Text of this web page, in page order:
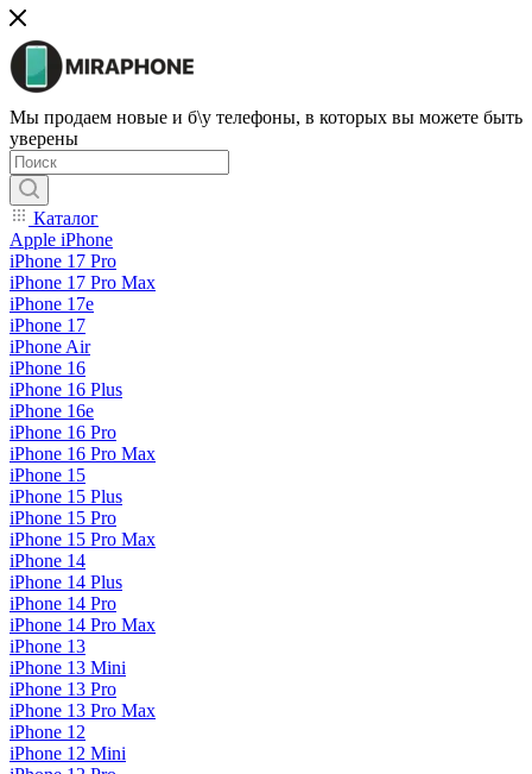
Мы продаем новые и б\у телефоны, в которых вы можете быть
уверены
Каталог
Apple iPhone
iPhone 17 Pro
iPhone 17 Pro Max
iPhone 17e
iPhone 17
iPhone Air
iPhone 16
iPhone 16 Plus
iPhone 16e
iPhone 16 Pro
iPhone 16 Pro Max
iPhone 15
iPhone 15 Plus
iPhone 15 Pro
iPhone 15 Pro Max
iPhone 14
iPhone 14 Plus
iPhone 14 Pro
iPhone 14 Pro Max
iPhone 13
iPhone 13 Mini
iPhone 13 Pro
iPhone 13 Pro Max
iPhone 12
iPhone 12 Mini